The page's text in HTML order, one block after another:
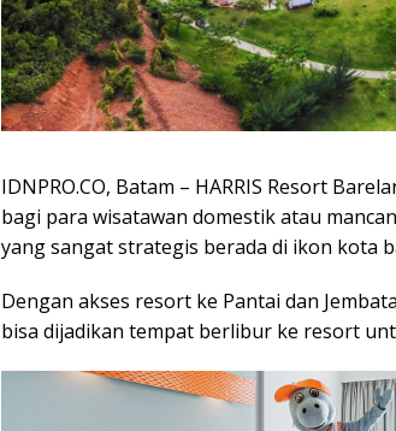
IDNPRO.CO, Batam – HARRIS Resort
bagi para wisatawan domestik atau
yang sangat strategis berada di ikon kota
Dengan akses resort ke Pantai dan
bisa dijadikan tempat berlibur ke resort